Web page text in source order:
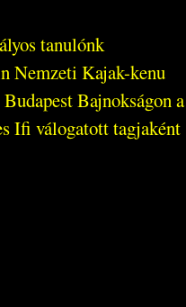
tanulónk
Nemzeti Kajak-kenu
Bajnokságon a
Ifi válogatott tagjaként